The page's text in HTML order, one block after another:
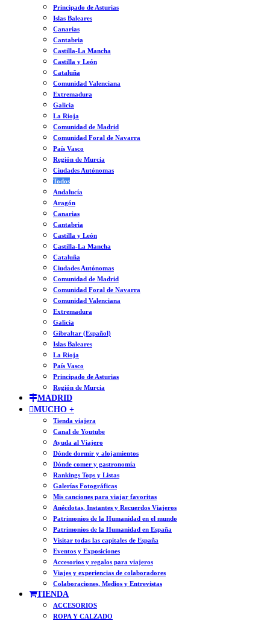
Principado de Asturias
Islas Baleares
Canarias
Cantabria
Castilla-La Mancha
Castilla y León
Cataluña
Comunidad Valenciana
Extremadura
Galicia
La Rioja
Comunidad de Madrid
Comunidad Foral de Navarra
País Vasco
Región de Murcia
Ciudades Autónomas
Todos
Andalucía
Aragón
Canarias
Cantabria
Castilla y León
Castilla-La Mancha
Cataluña
Ciudades Autónomas
Comunidad de Madrid
Comunidad Foral de Navarra
Comunidad Valenciana
Extremadura
Galicia
Gibraltar (Español)
Islas Baleares
La Rioja
País Vasco
Principado de Asturias
Región de Murcia
MADRID
MUCHO +
Tienda viajera
Canal de Youtube
Ayuda al Viajero
Dónde dormir y alojamientos
Dónde comer y gastronomía
Rankings Tops y Listas
Galerías Fotográficas
Mis canciones para viajar favoritas
Anécdotas, Instantes y Recuerdos Viajeros
Patrimonios de la Humanidad en el mundo
Patrimonios de la Humanidad en España
Visitar todas las capitales de España
Eventos y Exposiciones
Accesorios y regalos para viajeros
Viajes y experiencias de colaboradores
Colaboraciones, Medios y Entrevistas
TIENDA
ACCESORIOS
ROPA Y CALZADO